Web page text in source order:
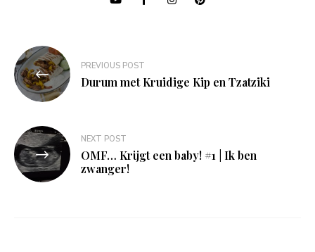
Bericht
navigatie
PREVIOUS POST
Durum met Kruidige Kip en Tzatziki
NEXT POST
OMF… Krijgt een baby! #1 | Ik ben
zwanger!